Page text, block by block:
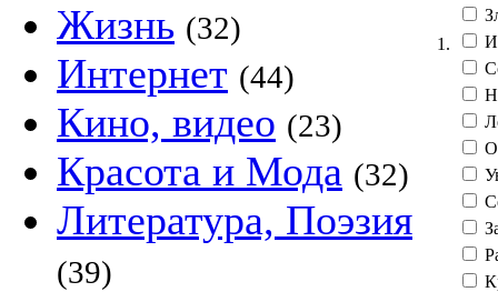
Жизнь (32)
Интернет (44)
Кино, видео (23)
Красота и Мода (32)
Литература, Поэзия
(39)
1.